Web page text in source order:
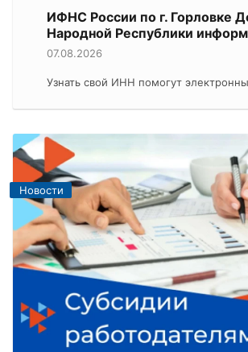
ИФНС России по г. Горловке
Народной Республики
07.08.2026
Узнать свой ИНН помогут
Новости